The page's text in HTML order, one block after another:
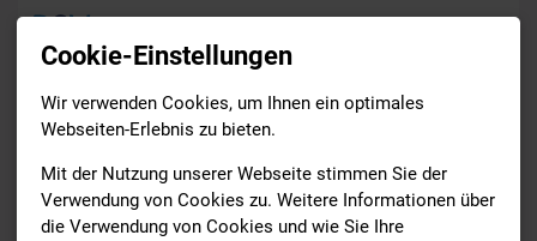
News
Drucken
SCHWIMMEN
Cookie-Einstellungen
Wir verwenden Cookies, um Ihnen ein optimales
Webseiten-Erlebnis zu bieten.
Mit der Nutzung unserer Webseite stimmen Sie der
Verwendung von Cookies zu. Weitere Informationen über
die Verwendung von Cookies und wie Sie Ihre